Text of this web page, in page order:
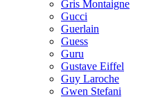
Gris Montaigne
Gucci
Guerlain
Guess
Guru
Gustave Eiffel
Guy Laroche
Gwen Stefani